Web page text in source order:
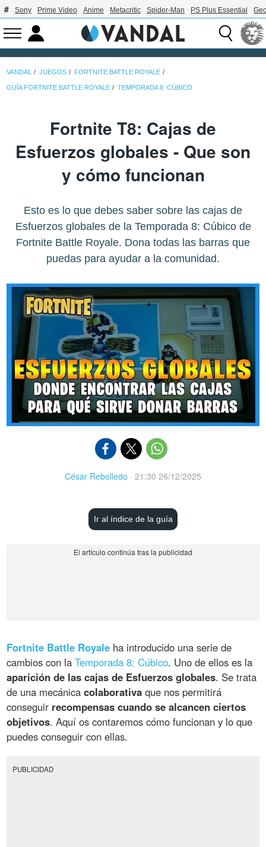
Sony Prime Video Anime Metacritic Spider-Man PS Plus Essential
VANDAL JUEGOS FORTNITE BATTLE ROYALE
GUÍA FORTNITE BATTLE ROYALE TEMPORADA 8: CÚBICO
Fortnite T8: Cajas de
Esfuerzos globales - Que son
y cómo funcionan
Esto es lo que debes saber sobre las cajas de
Esfuerzos globales de la Temporada 8: Cúbico de
Fortnite Battle Royale. Dona todas las barras que
puedas para ayudar a la comunidad.
César Rebolledo · 21:30 26/12/2025
Ir al índice de la guía
Fortnite Battle Royale ha introducido una serie de
cambios con laTemporada 8: Cúbico. Uno de ellos es la
aparición de las cajas de Esfuerzos globales. Se trata
de una mecánicacolaborativa que nos permitirá
conseguir recompensas cuando se alcancen ciertos
objetivos. Aquí os contaremos cómo funcionan y lo que
puedes conseguir con ellas.
PUBLICIDAD